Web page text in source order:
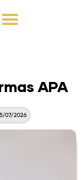
APA
07/2026